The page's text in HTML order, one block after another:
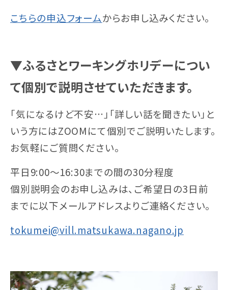
こちらの申込フォームからお申し込みください。
▼ふるさとワーキングホリデーについ
て個別で説明させていただきます。
「気になるけど不安…」「詳しい話を聞きたい」と
いう方にはZOOMにて個別でご説明いたします。
お気軽にご質問ください。
平日9:00〜16:30までの間の30分程度
個別説明会のお申し込みは、ご希望日の3日前
までに以下メールアドレスよりご連絡ください。
tokumei@vill.matsukawa.nagano.jp